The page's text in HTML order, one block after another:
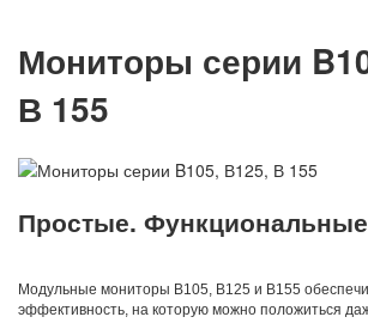
Мониторы серии
В 155
Простые.
Модульные мониторы B105, B125 и B155
эффективность, на которую можно положиться